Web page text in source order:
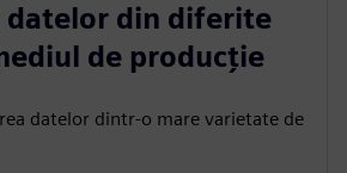
datelor din diferite
de producție
datelor dintr-o mare varietate de